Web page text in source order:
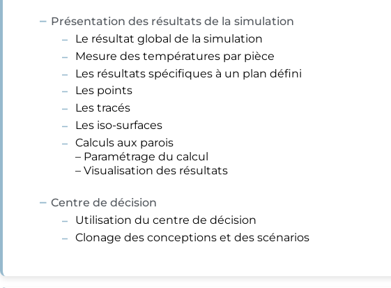
Présentation des résultats de la simulation
Le résultat global de la simulation
Mesure des températures par pièce
Les résultats spécifiques à un plan défini
Les points
Les tracés
Les iso-surfaces
Calculs aux parois
– Paramétrage du calcul
– Visualisation des résultats
Centre de décision
Utilisation du centre de décision
Clonage des conceptions et des scénarios